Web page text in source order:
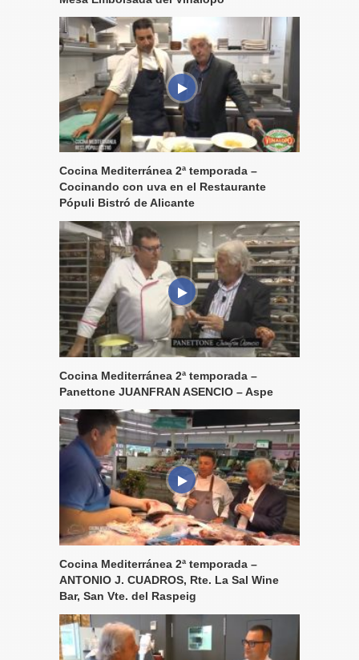
Cocina Mediterránea 2ª temporada –
Cocinando con uva en el Restaurante
Pópuli Bistró de Alicante
Cocina Mediterránea 2ª temporada –
Panettone JUANFRAN ASENCIO – Aspe
Cocina Mediterránea 2ª temporada –
ANTONIO J. CUADROS, Rte. La Sal Wine
Bar, San Vte. del Raspeig